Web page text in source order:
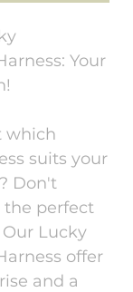
Your
which
suits your
Don't
the perfect
Lucky
offer
and a